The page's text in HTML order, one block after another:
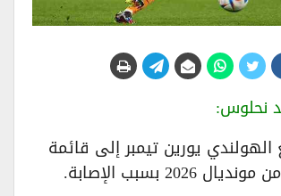
نحلوس:
يورين تيمبر إلى قائمة
بسبب الإصابة.